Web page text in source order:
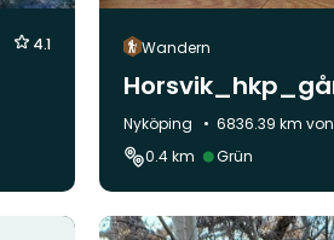
4.1 Wandern
Gemeinde:
Nyköping
6836.39 km
0.4 km
Schwierigkeit:
Grün